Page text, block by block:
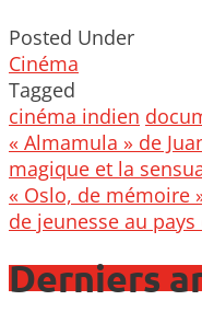
Posted Under
Cinéma
Tagged
cinéma indien
Post
navigation
« Almamula » de
magique et la
« Oslo, de mémoire
de jeunesse au
Derniers